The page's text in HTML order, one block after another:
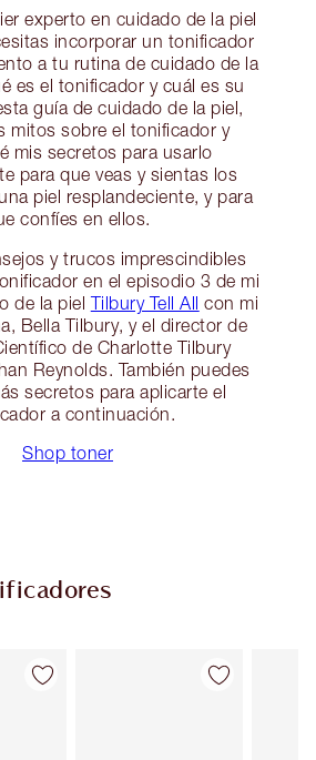
experto en cuidado de la piel
incorporar un tonificador
a tu rutina de cuidado de la
es el tonificador y cuál es su
guía de cuidado de la piel,
mitos sobre el tonificador y
mis secretos para usarlo
para que veas y sientas los
piel resplandeciente, y para
confíes en ellos.
y trucos imprescindibles
en el episodio 3 de mi
de la piel Tilbury Tell All con mi
Bella Tilbury, y el director de
de Charlotte Tilbury
Reynolds. También puedes
secretos para aplicarte el
a continuación.
Shop toner
1 de 7 Artículo 2 de 7